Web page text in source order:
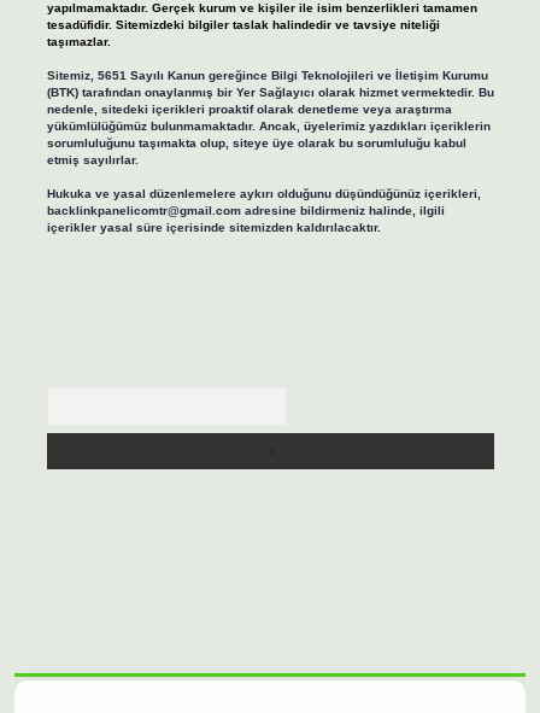
yapılmamaktadır. Gerçek kurum ve kişiler ile isim benzerlikleri tamamen
tesadüfidir. Sitemizdeki bilgiler taslak halindedir ve tavsiye niteliği
taşımazlar.
Sitemiz, 5651 Sayılı Kanun gereğince Bilgi Teknolojileri ve İletişim Kurumu
(BTK) tarafından onaylanmış bir Yer Sağlayıcı olarak hizmet vermektedir. Bu
nedenle, sitedeki içerikleri proaktif olarak denetleme veya araştırma
yükümlülüğümüz bulunmamaktadır. Ancak, üyelerimiz yazdıkları içeriklerin
sorumluluğunu taşımakta olup, siteye üye olarak bu sorumluluğu kabul
etmiş sayılırlar.
Hukuka ve yasal düzenlemelere aykırı olduğunu düşündüğünüz içerikleri,
backlinkpanelicomtr@gmail.comadresine bildirmeniz halinde, ilgili
içerikler yasal süre içerisinde sitemizden kaldırılacaktır.